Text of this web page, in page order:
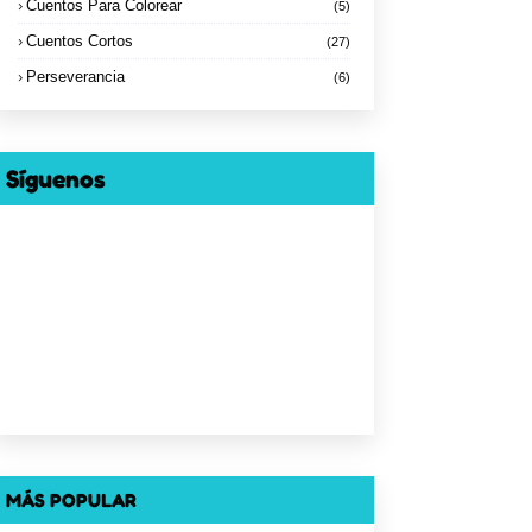
Cuentos Para Colorear (5)
Cuentos Cortos (27)
Perseverancia (6)
Síguenos
MÁS POPULAR